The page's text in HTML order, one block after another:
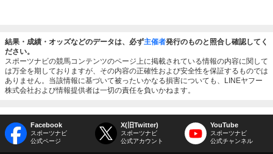
結果・成績・オッズなどのデータは、必ず主催者発行のものと照合し確認してく
ださい。
スポーツナビの競馬コンテンツのページ上に掲載されている情報の内容に関して
は万全を期しておりますが、その内容の正確性および安全性を保証するものでは
ありません。当該情報に基づいて被ったいかなる損害についても、LINEヤフー
株式会社および情報提供者は一切の責任を負いかねます。
Facebook
スポーツナビ
公式ページ
X(旧Twitter)
スポーツナビ
公式アカウント
YouTube
スポーツナビ
公式チャンネル